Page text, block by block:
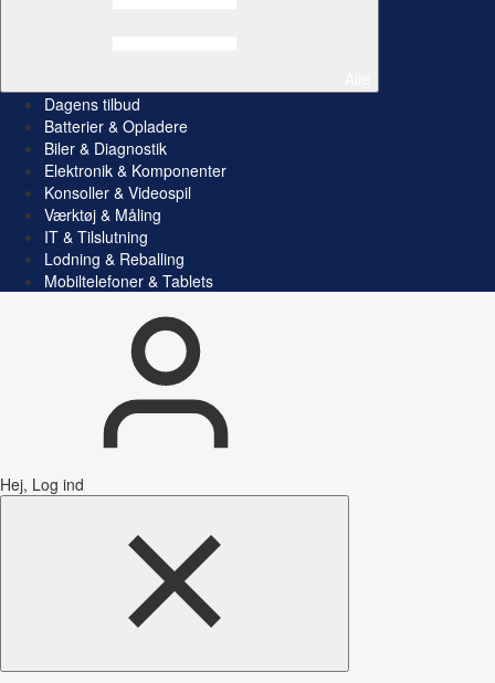
Dagens tilbud
Batterier & Opladere
Biler & Diagnostik
Elektronik & Komponenter
Konsoller & Videospil
Værktøj & Måling
IT & Tilslutning
Lodning & Reballing
Mobiltelefoner & Tablets
Hej, Log ind